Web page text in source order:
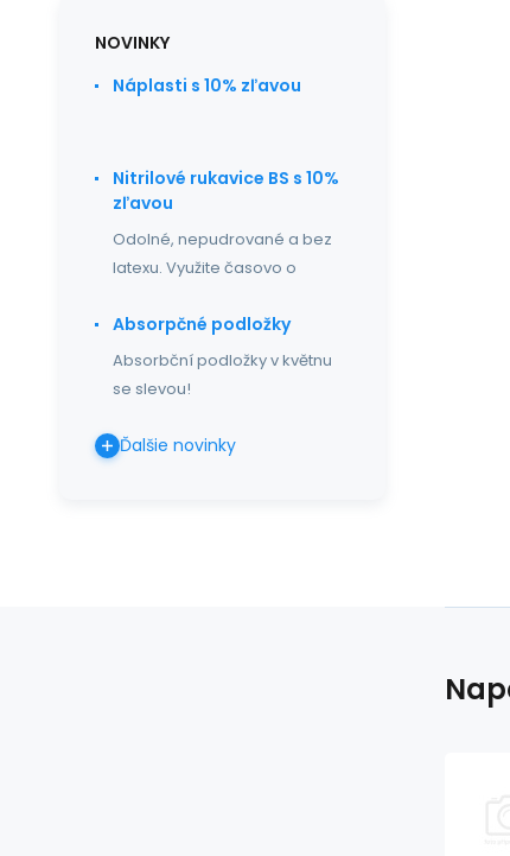
NOVINKY
Náplasti s 10% zľavou
Nitrilové rukavice BS s 10%
zľavou
Odolné, nepudrované a bez
latexu. Využite časovo o
Absorpčné podložky
Absorbční podložky v květnu
se slevou!
Ďalšie novinky